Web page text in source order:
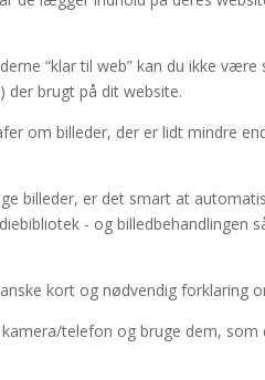
“klar til web” kan du ikke være
der brugt på dit website.
om billeder, der er lidt mindre
billeder, er det smart at
- og billedbehandlingen
kort og nødvendig forklaring
telefon og bruge dem,